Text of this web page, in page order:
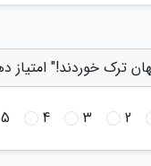
ترک خوردند!" امتیاز
2
3
4
5